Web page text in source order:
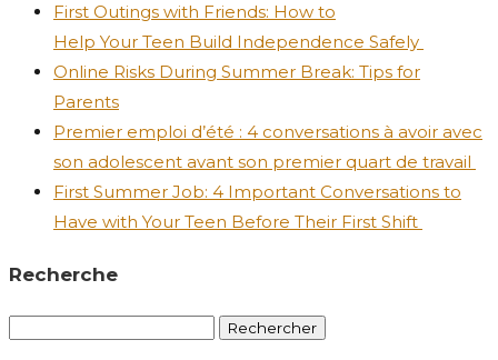
First Outings with Friends: How to
Help Your Teen Build Independence Safely
Online Risks During Summer Break: Tips for
Parents
Premier emploi d’été : 4 conversations à avoir avec
son adolescent avant son premier quart de travail
First Summer Job: 4 Important Conversations to
Have with Your Teen Before Their First Shift
Recherche